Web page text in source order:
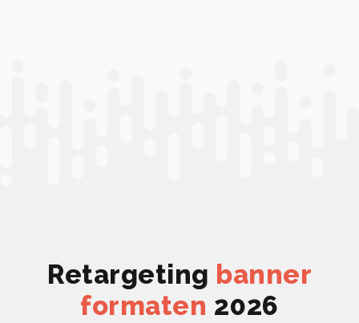
Retargeting banner
formaten 2026